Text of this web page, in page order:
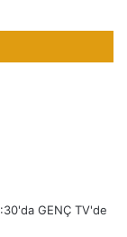
GENÇ TV'de